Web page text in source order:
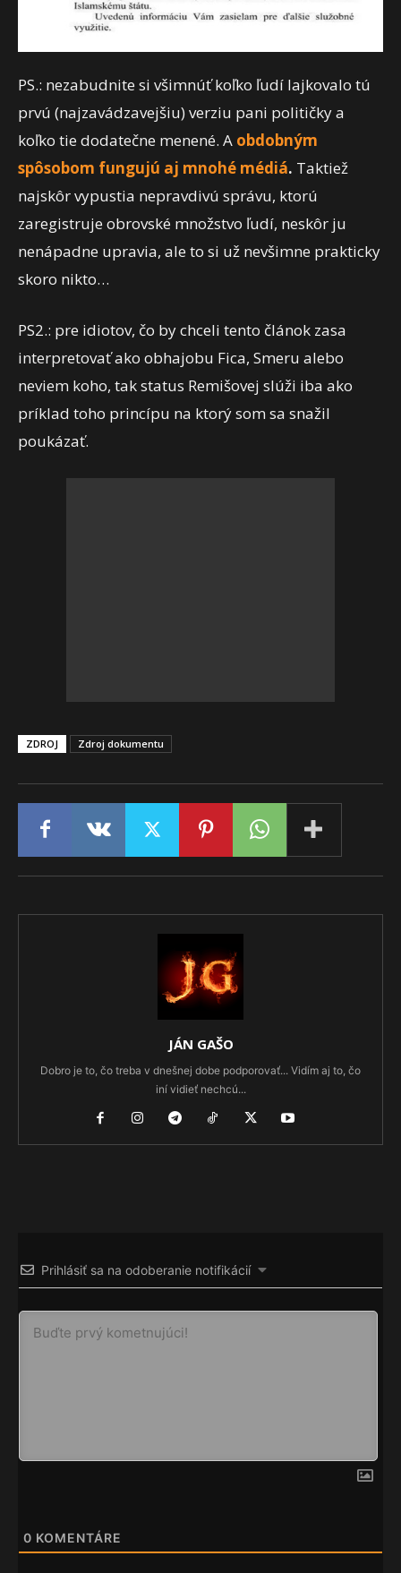
PS.: nezabudnite si všimnúť koľko ľudí lajkovalo tú
prvú (najzavádzavejšiu) verziu pani političky a
koľko tie dodatečne menené. A obdobným
spôsobom fungujú aj mnohé médiá. Taktiež
najskôr vypustia nepravdivú správu, ktorú
zaregistruje obrovské množstvo ľudí, neskôr ju
nenápadne upravia, ale to si už nevšimne prakticky
skoro nikto…
PS2.: pre idiotov, čo by chceli tento článok zasa
interpretovať ako obhajobu Fica, Smeru alebo
neviem koho, tak status Remišovej slúži iba ako
príklad toho princípu na ktorý som sa snažil
poukázať.
ZDROJ Zdroj dokumentu
JÁN GAŠO
Dobro je to, čo treba v dnešnej dobe podporovať... Vidím aj to, čo
iní vidieť nechcú...
Prihlásiť sa na odoberanie notifikácií
0 KOMENTÁRE